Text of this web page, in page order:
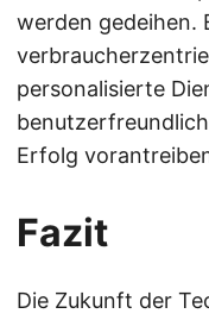
werden gedeihen.
personalisierte
Erfolg
Fazit
Die Zukunft der